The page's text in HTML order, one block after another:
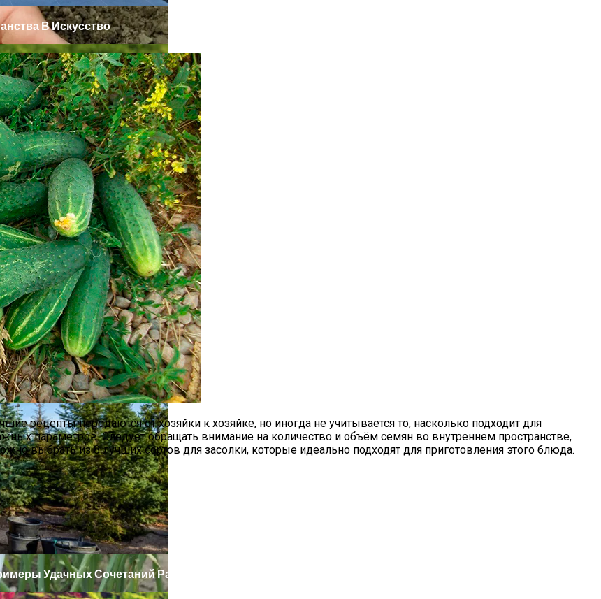
И Лечение Болезней
В Искусство
Удачных Сочетаний Растений
рецепты передаются от хозяйки к хозяйке, но иногда не учитывается то, насколько подходит для
параметров. Следует обращать внимание на количество и объём семян во внутреннем пространстве,
выбрать из 8 лучших сортов для засолки, которые идеально подходят для приготовления этого блюда.